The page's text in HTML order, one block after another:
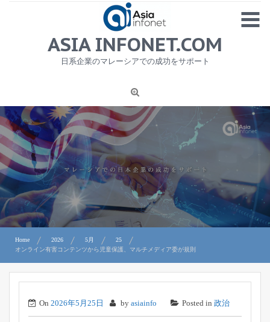
MENU
1
ニュース
労務サービス
プライバシーポリシー及び著作権について
お問合せ
ASIA INFONET.COM
日系企業のマレーシアでの成功をサポート
Home 2026 5月
25
オンライン有害コンテンツから児童保護、マルチメディア委が規則
On 2026年5月25日 by asiainfo Posted in 政治